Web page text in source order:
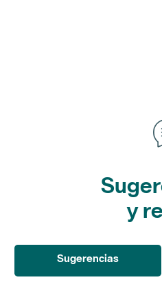
es de 0 estrellas de 5.
y
Sugerencias